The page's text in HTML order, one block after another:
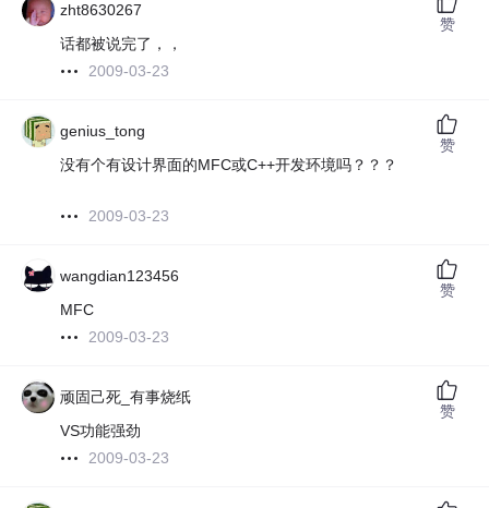
zht8630267
话都被说完了，，
2009-03-23
赞
genius_tong
没有个有设计界面的MFC或C++开发环境吗？？？
2009-03-23
赞
wangdian123456
MFC
2009-03-23
赞
顽固己死_有事烧纸
VS功能强劲
2009-03-23
赞